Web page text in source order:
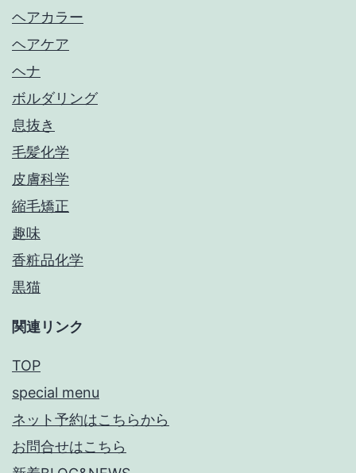
ヘアカラー
ヘアケア
ヘナ
ボルダリング
息抜き
毛髪化学
皮膚科学
縮毛矯正
趣味
香粧品化学
黒猫
関連リンク
TOP
special menu
ネット予約はこちらから
お問合せはこちら